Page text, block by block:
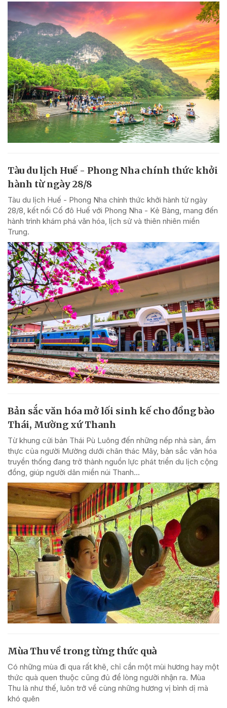
Tàu du lịch Huế - Phong Nha chính thức khởi
hành từ ngày 28/8
Tàu du lịch Huế - Phong Nha chính thức khởi hành từ ngày
28/8, kết nối Cố đô Huế với Phong Nha - Kẻ Bàng, mang đến
hành trình khám phá văn hóa, lịch sử và thiên nhiên miền
Trung.
Bản sắc văn hóa mở lối sinh kế cho đồng bào
Thái, Mường xứ Thanh
Từ khung cửi bản Thái Pù Luông đến những nếp nhà sàn, ẩm
thực của người Mường dưới chân thác Mây, bản sắc văn hóa
truyền thống đang trở thành nguồn lực phát triển du lịch cộng
đồng, giúp người dân miền núi Thanh...
Mùa Thu về trong từng thức quà
Có những mùa đi qua rất khẽ, chỉ cần một mùi hương hay một
thức quà quen thuộc cũng đủ để lòng người nhận ra. Mùa
Thu là như thế, luôn trở về cùng những hương vị bình dị mà
khó quên